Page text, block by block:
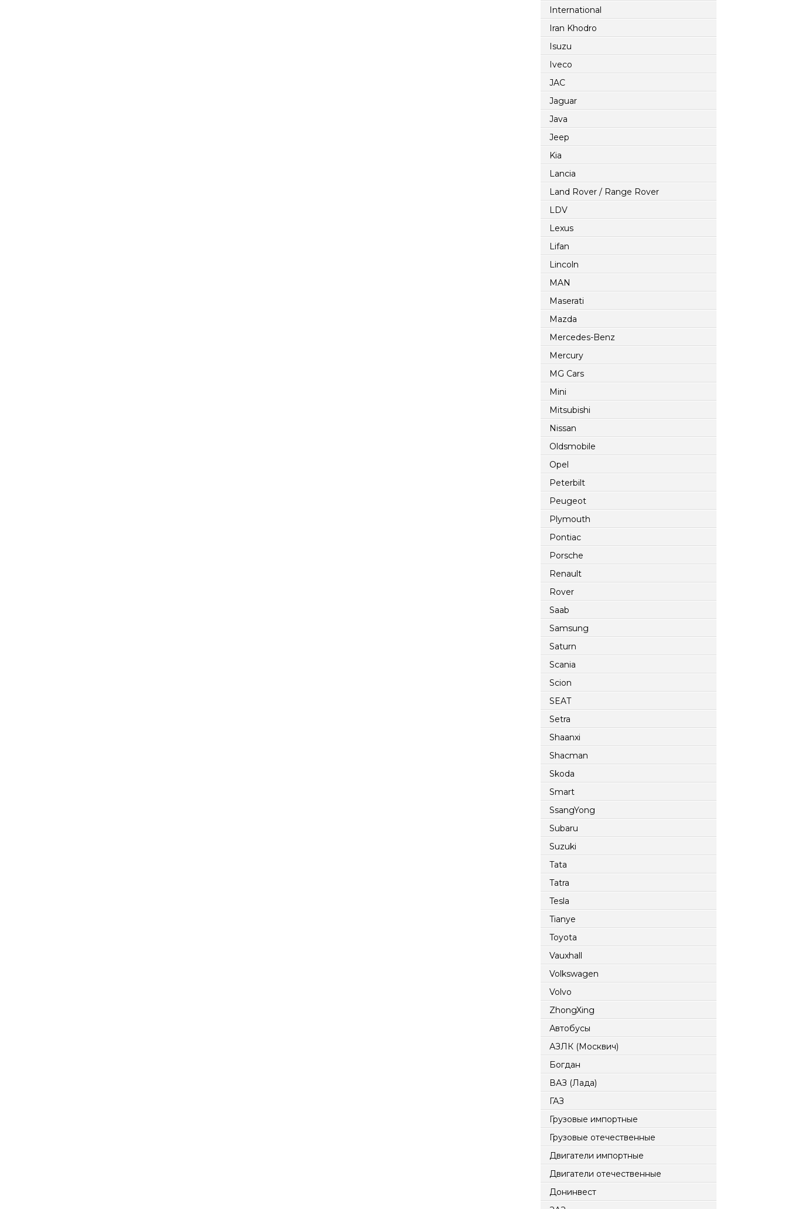
International
Iran Khodro
Isuzu
Iveco
JAC
Jaguar
Java
Jeep
Kia
Lancia
Land Rover / Range Rover
LDV
Lexus
Lifan
Lincoln
MAN
Maserati
Mazda
Mercedes-Benz
Mercury
MG Cars
Mini
Mitsubishi
Nissan
Oldsmobile
Opel
Peterbilt
Peugeot
Plymouth
Pontiac
Porsche
Renault
Rover
Saab
Samsung
Saturn
Scania
Scion
SEAT
Setra
Shaanxi
Shacman
Skoda
Smart
SsangYong
Subaru
Suzuki
Tata
Tatra
Tesla
Tianye
Toyota
Vauxhall
Volkswagen
Volvo
ZhongXing
Автобусы
АЗЛК (Москвич)
Богдан
ВАЗ (Лада)
ГАЗ
Грузовые импортные
Грузовые отечественные
Двигатели импортные
Двигатели отечественные
Донинвест